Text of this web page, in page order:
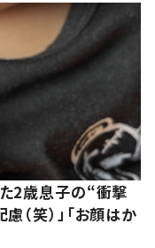
2歳息子の“衝撃
笑）」「お顔はか